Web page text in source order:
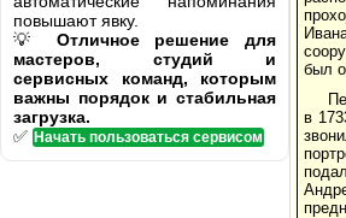
повышают явку.
💡 Отличное решение для
мастеров, студий и
сервисных команд, которым
важны порядок и стабильная
загрузка.
✅ Начать пользоваться сервисом
был
в